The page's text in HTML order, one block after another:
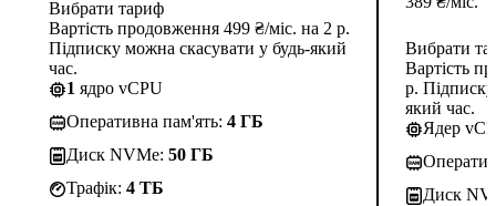
Вибрати тариф
Вартість продовження 499 ₴/міс. на 2 р.
Підписку можна скасувати у будь-який
час.
1 ядро vCPU
Оперативна пам'ять: 4 ГБ
Диск NVMe: 50 ГБ
Трафік: 4 TБ
Вибрати
Вартість
р.
який час.
Ядер
Диск